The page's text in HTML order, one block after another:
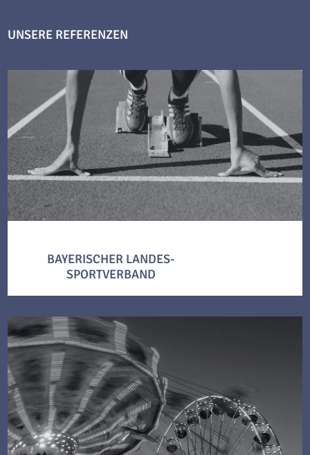
UNSERE REFERENZEN
BAYERISCHER LANDES-
SPORTVERBAND